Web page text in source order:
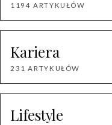
1194 ARTYKUŁÓW
Kariera
231 ARTYKUŁÓW
Lifestyle